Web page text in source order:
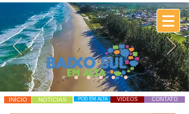
INÍCIO NOTÍCIAS POD EM ALTA VÍDEOS CONTATO